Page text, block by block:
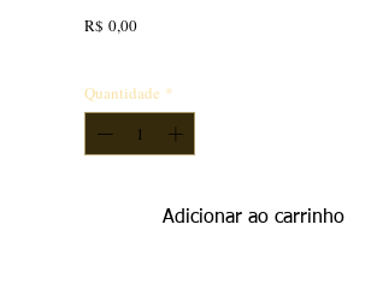
R$ 0,00Preço
Quantidade *
Adicionar ao carrinho